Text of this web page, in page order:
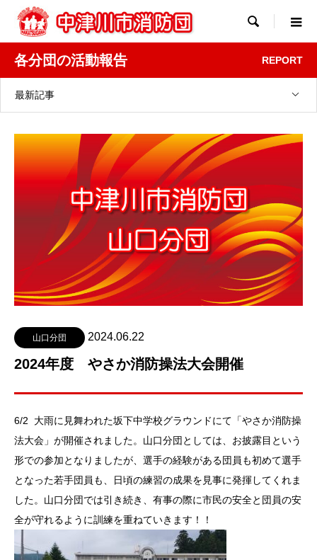

各分団の活動報告 REPORT
最新記事
山口分団 2024.06.22
2024年度 やさか消防操法大会開催
6/2 大雨に見舞われた坂下中学校グラウンドにて「やさか消防操
法大会」が開催されました。山口分団としては、お披露目という
形での参加となりましたが、選手の経験がある団員も初めて選手
となった若手団員も、日頃の練習の成果を見事に発揮してくれま
した。山口分団では引き続き、有事の際に市民の安全と団員の安
全が守れるように訓練を重ねていきます！！